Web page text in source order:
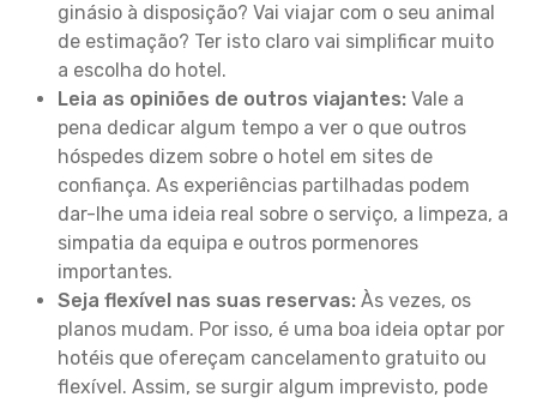
ginásio à disposição? Vai viajar com o seu animal
de estimação? Ter isto claro vai simplificar muito
a escolha do hotel.
Leia as opiniões de outros viajantes: Vale a
pena dedicar algum tempo a ver o que outros
hóspedes dizem sobre o hotel em sites de
confiança. As experiências partilhadas podem
dar-lhe uma ideia real sobre o serviço, a limpeza, a
simpatia da equipa e outros pormenores
importantes.
Seja flexível nas suas reservas: Às vezes, os
planos mudam. Por isso, é uma boa ideia optar por
hotéis que ofereçam cancelamento gratuito ou
flexível. Assim, se surgir algum imprevisto, pode